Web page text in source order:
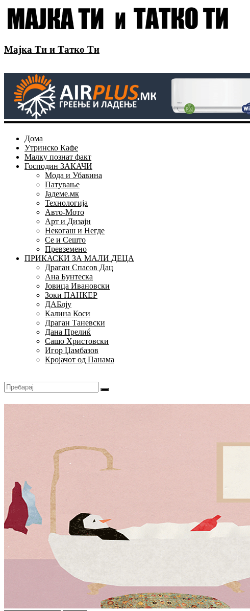
Мајка Ти и Татко Ти
Дома
Утринско Кафе
Малку познат факт
Господин ЗАКАЧИ
Мода и Убавина
Патување
Јадеме.мк
Технологија
Авто-Мото
Арт и Дизајн
Некогаш и Негде
Се и Сешто
Превземено
ПРИКАСКИ ЗА МАЛИ ДЕЦА
Драган Спасов Дац
Ана Бунтеска
Јовица Ивановски
Зоки ПАНКЕР
ДАБлју
Калина Коси
Драган Таневски
Дана Прелиќ
Сашо Христовски
Игор Џамбазов
Кројачот од Панама